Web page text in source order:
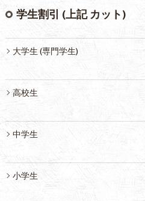
学生割引 (上記 カット)
大学生 (専門学生)
高校生
中学生
小学生